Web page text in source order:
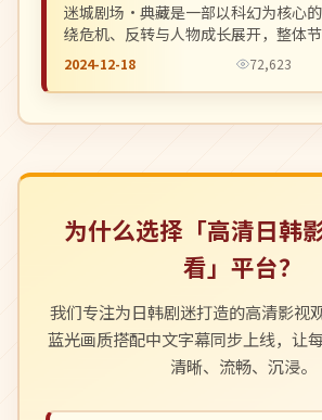
迷城剧场·典藏是一部以科幻为核心
绕危机、反转与人物成长展开，整体
推荐观看。
2024-12-18 72,623
为什么选择「高清日韩
看」平台？
我们专注为日韩剧迷打造的高清影视
蓝光画质搭配中文字幕同步上线，让
清晰、流畅、沉浸。